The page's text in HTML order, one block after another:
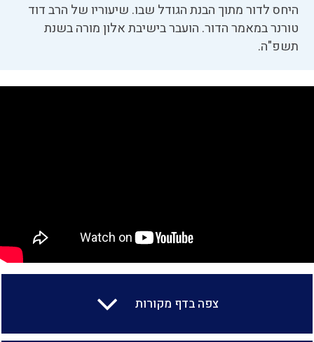
היחס לדור מתוך הבנת הגודל שבו. שיעוריו של הרב דוד
טורנר במאמר הדור. הועבר בישיבת אלון מורה בשנת
תשפ"ה.
צפה בדף מקורות